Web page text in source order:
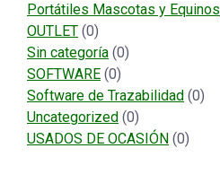
Portátiles Mascotas y Equinos
OUTLET (0)
Sin categoría (0)
SOFTWARE (0)
Software de Trazabilidad (0)
Uncategorized (0)
USADOS DE OCASIÓN (0)